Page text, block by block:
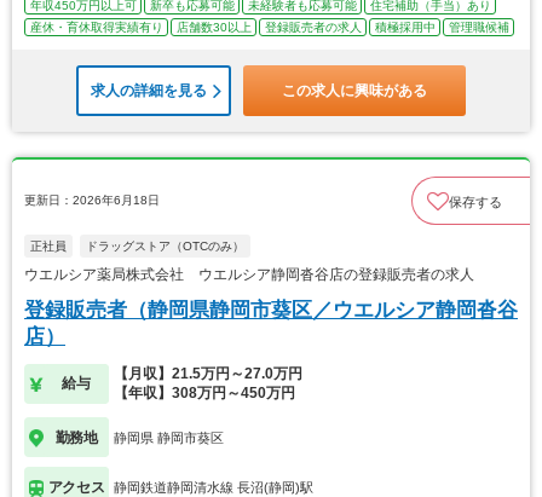
年収450万円以上可 新卒も応募可能 未経験者も応募可能
住宅補助（手当）あり
産休・育休取得実績有り
店舗数30以上 登録販売者の求人 積極採用中 管理職候補
求人の詳細を見る この求人に興味がある
更新日：2026年6月18日 保存する
正社員 ドラッグストア（OTCのみ）
ウエルシア薬局株式会社 ウエルシア静岡沓谷店の登録販売者の求人
登録販売者（静岡県静岡市葵区／ウエルシア静岡沓谷
店）
給与
【月収】21.5万円～27.0万円
【年収】308万円～450万円
勤務地 静岡県 静岡市葵区
アクセス 静岡鉄道静岡清水線 長沼(静岡)駅